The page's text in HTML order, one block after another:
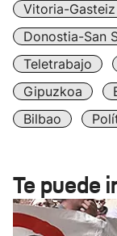
Vitoria-Gasteiz
Donostia-San
Teletrabajo
Gipuzkoa
Bilbao
Te puede